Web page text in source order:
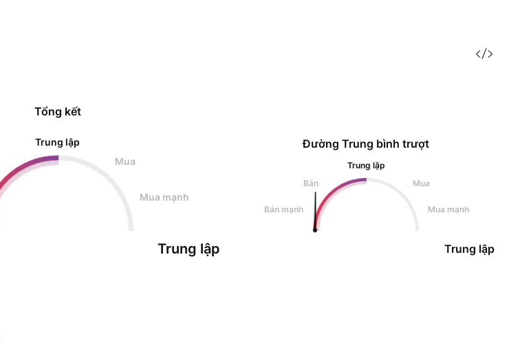
Tổng kết
Trung lập
Mua
Mua mạnh
Trung lập
Đường Trung bình trượt
Trung lập
Bán
Mua
Bán mạnh Mua mạnh
Trung lập